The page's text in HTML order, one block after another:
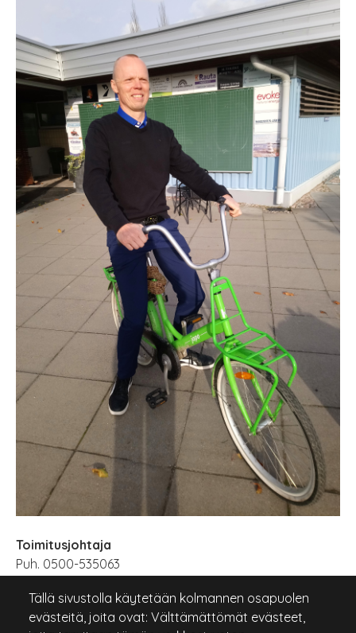
Tällä sivustolla käytetään kolmannen osapuolen
evästeitä, joita ovat: Välttämättömät evästeet,
Toimitusjohtaja
Puh. 0500-535063
Email:toimitusjohtaja@salogolf.fi